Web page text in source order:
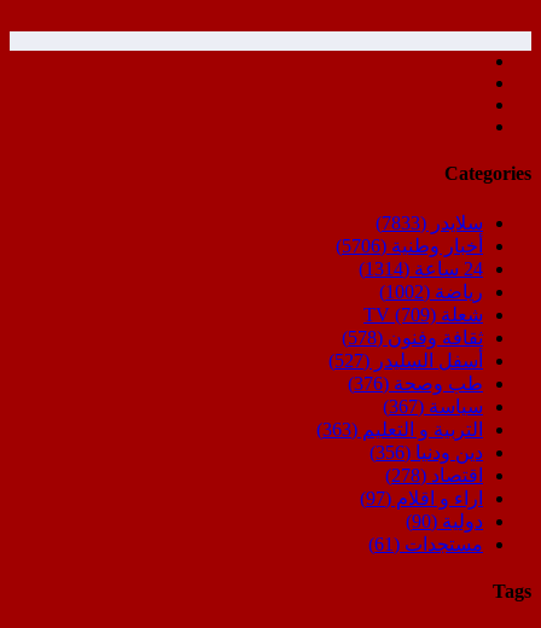
Categories
سلايدر (7833)
أخبار وطنية (5706)
24 ساعة
(1314)
رياضة (1002)
شعلة TV (709)
ثقافة وفنون (578)
أسفل السليدر (527)
طب وصحة (376)
سياسة (367)
التربية و التعليم (363)
دين ودنيا (356)
اقتصاد (278)
اراء و اقلام (97)
دولية (90)
مستجدات (61)
Tags